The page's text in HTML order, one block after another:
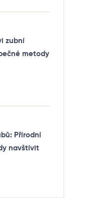
zubní
metody
Přírodní
navštívit